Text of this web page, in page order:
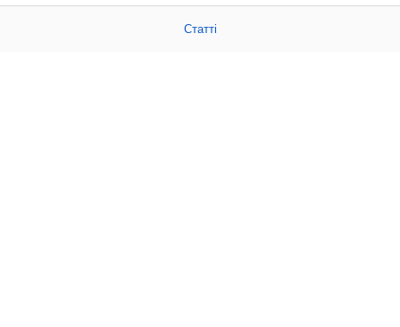
Статті